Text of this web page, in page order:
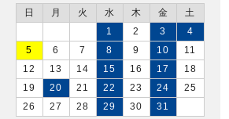
日 月 火 水 木 金
土
1
2 3
4
5
6 7 8 9 10
11
12
13 14 15 16 17
18
19
20 21 22 23 24
25
26
27 28 29 30 31